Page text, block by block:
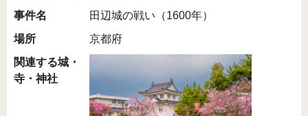
事件名
田辺城の戦い（1600年）
場所
京都府
関連する城・
寺・神社